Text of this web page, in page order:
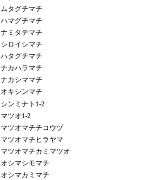
ムタグチマチ
ハマグチマチ
ナミタテマチ
シロイシマチ
ハタグチマチ
ナカハラマチ
ナカシママチ
オキシンマチ
シンミナト1-2
マツオ1-2
マツオマチチコウヅ
マツオマチヒラヤマ
マツオマチカミマツオ
オシマシモマチ
オシマカミマチ